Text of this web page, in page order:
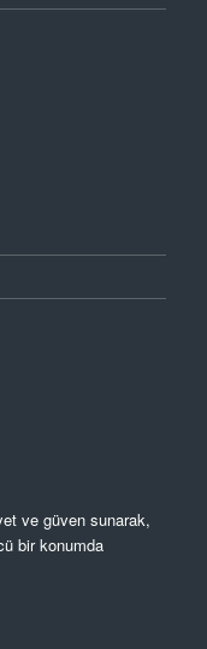
ve güven sunarak,
bir konumda